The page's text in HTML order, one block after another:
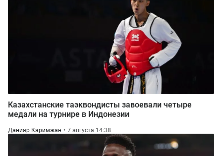
Казахстанские таэквондисты завоевали четыре
медали на турнире в Индонезии
Данияр Каримжан 7 августа 14:38